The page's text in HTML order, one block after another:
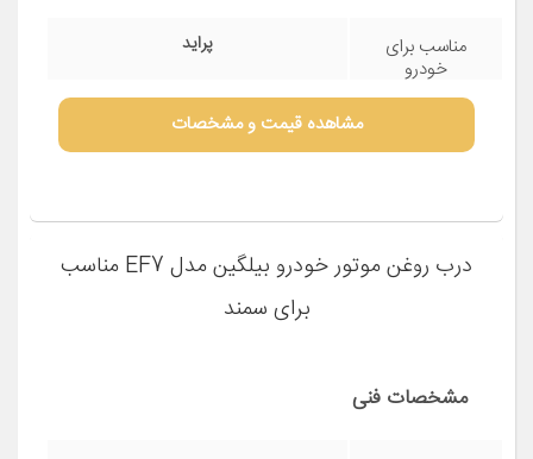
مناسب برای
خودرو
پراید
مشاهده قیمت و مشخصات
درب روغن موتور خودرو بیلگین مدل EF7 مناسب
برای سمند